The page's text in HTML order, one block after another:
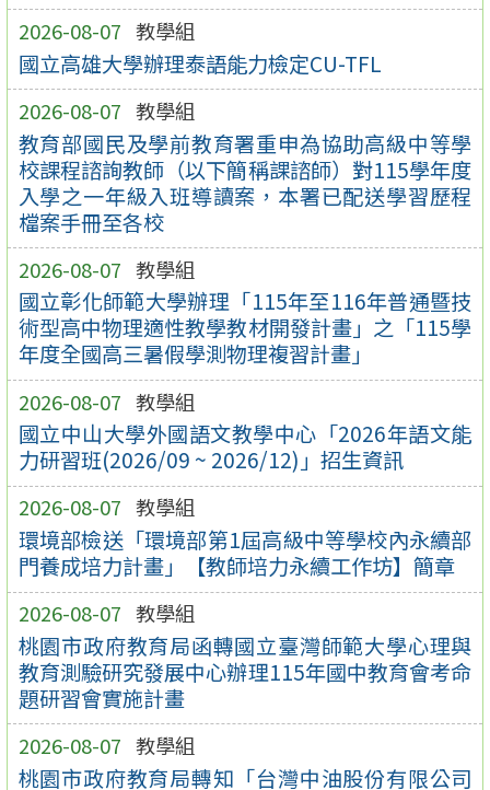
2026-08-07 教學組
國立高雄大學辦理泰語能力檢定CU-TFL
2026-08-07 教學組
教育部國民及學前教育署重申為協助高級中等學
校課程諮詢教師（以下簡稱課諮師）對115學年度
入學之一年級入班導讀案，本署已配送學習歷程
檔案手冊至各校
2026-08-07 教學組
國立彰化師範大學辦理「115年至116年普通暨技
術型高中物理適性教學教材開發計畫」之「115學
年度全國高三暑假學測物理複習計畫」
2026-08-07 教學組
國立中山大學外國語文教學中心「2026年語文能
力研習班(2026/09 ~ 2026/12)」招生資訊
2026-08-07 教學組
環境部檢送「環境部第1屆高級中等學校內永續部
門養成培力計畫」【教師培力永續工作坊】簡章
2026-08-07 教學組
桃園市政府教育局函轉國立臺灣師範大學心理與
教育測驗研究發展中心辦理115年國中教育會考命
題研習會實施計畫
2026-08-07 教學組
桃園市政府教育局轉知「台灣中油股份有限公司